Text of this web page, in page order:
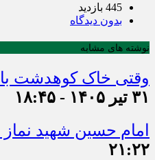
445 بازدید
بدون دیدگاه
نوشته های مشابه
وقتی خاک کوهدشت با
۳۱ تیر ۱۴۰۵ - ۱۸:۴۵
امام حسین شهید
۲۱:۲۲